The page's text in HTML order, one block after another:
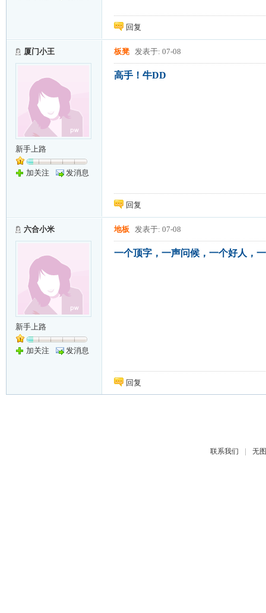
回复
厦门小王
新手上路
加关注 发消息
板凳 发表于: 07-08
高手！牛DD
回复
六合小米
新手上路
加关注 发消息
地板 发表于: 07-08
一个顶字，一声问候，一个好人，
回复
联系我们 | 无